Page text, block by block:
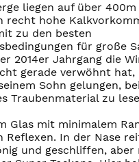
liegen auf über
recht hohe
zu den besten
für große
2014er Jahrgang die
gerade verwöhnt
Sohn gelungen,
Traubenmaterial zu
Glas mit minimalem
Reflexen. In der Nase
und geschliffen,